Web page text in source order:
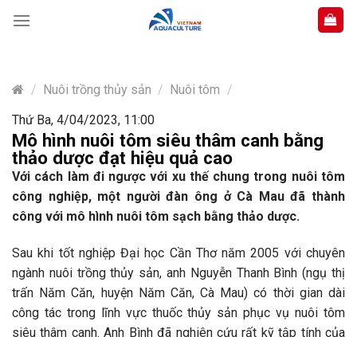
content
/ Nuôi trồng thủy sản / Nuôi tôm /
Thứ Ba, 4/04/2023, 11:00
Mô hình nuôi tôm siêu thâm canh bằng
thảo dược đạt hiệu quả cao
Với cách làm đi ngược với xu thế chung trong nuôi tôm
công nghiệp, một người đàn ông ở Cà Mau đã thành
công với mô hình nuôi tôm sạch bằng thảo dược.
Sau khi tốt nghiệp Đại học Cần Thơ năm 2005 với chuyên
ngành nuôi trồng thủy sản, anh Nguyễn Thanh Bình (ngụ thị
trấn Năm Căn, huyện Năm Căn, Cà Mau) có thời gian dài
công tác trong lĩnh vực thuốc thủy sản phục vụ nuôi tôm
siêu thâm canh. Anh Bình đã nghiên cứu rất kỹ tập tính của